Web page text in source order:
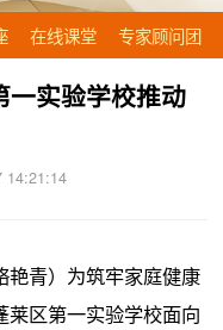
在线课堂 专家顾问团
一实验学校推动
青）为筑牢家庭健康
区第一实验学校面向